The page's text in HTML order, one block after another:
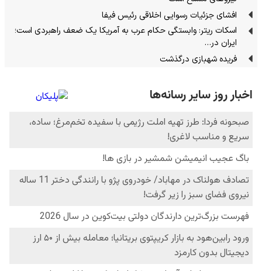
افشای جزئیات رسوایی اخلاقی رئیس فیفا
اسکات ریتر: وابستگی حکام عرب به آمریکا یک ضعف راهبردی است؛
ایران در…
فریده شهبازی درگذشت